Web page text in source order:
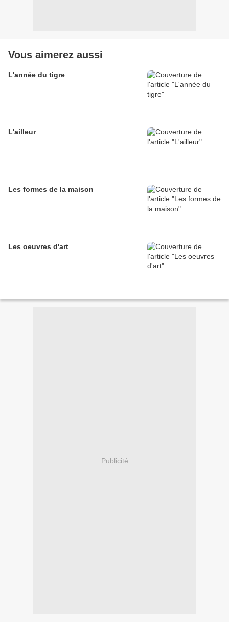
Vous aimerez aussi
L'année du tigre
L'ailleur
Les formes de la maison
Les oeuvres d'art
Publicité